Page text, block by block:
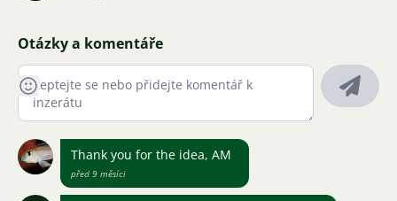
Otázky a komentáře
Thank you for the idea, AM
před 9 měsíci